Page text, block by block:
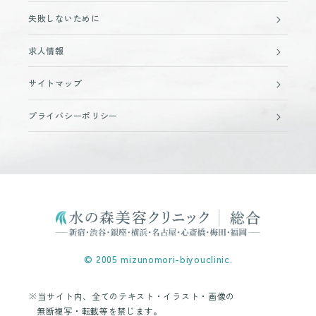
失敗しないために
求人情報
サイトマップ
プライバシーポリシー
© 2005 mizunomori-biyouclinic.
※当サイト内、全てのテキスト・イラスト・画像の
無断複写・転載等を禁じます。